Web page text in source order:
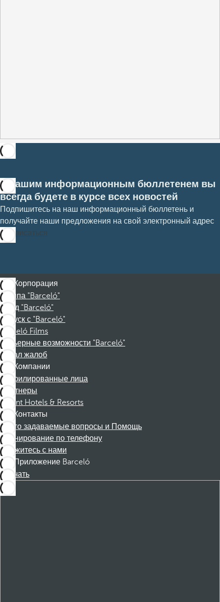
С нашим информационным бюллетенем вы
всегда будете в курсе всех новостей
Подпишитесь на наш информационный бюллетень и
получайте наши предложения на свой электронный адрес
Подписаться
Корпорация
Группа "Barceló"
Фонд "Barceló"
Отпуск с "Barceló"
Barceló Films
Карьерные возможности "Barceló"
Канал жалоб
Компании
Аффилированные лица
Партнеры
Dorint Hotels & Resorts
Контакты
Часто задаваемые вопросы и Помощь
Бронирование по телефону
Свяжитесь с нами
Приложение Barceló
Скачать